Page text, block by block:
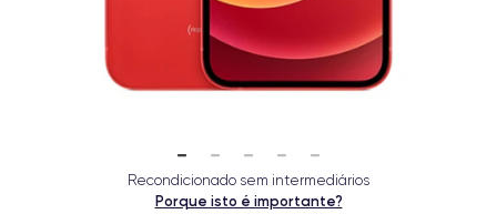
Recondicionado sem intermediários
Porque isto é importante?